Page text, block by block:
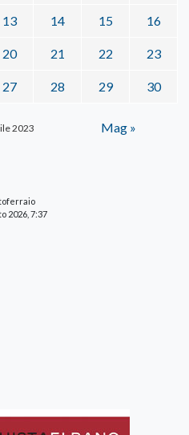
2023
13 14 15 16
20 21 22 23
27 28 29 30
Mag »
2026, 7:37